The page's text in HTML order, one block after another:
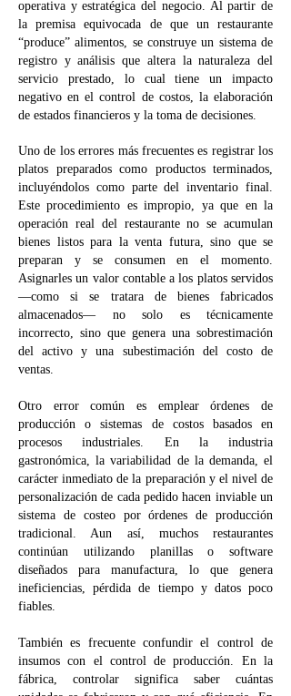
operativa y estratégica del negocio. Al partir de
la premisa equivocada de que un restaurante
“produce” alimentos, se construye un sistema de
registro y análisis que altera la naturaleza del
servicio prestado, lo cual tiene un impacto
negativo en el control de costos, la elaboración
de estados financieros y la toma de decisiones.
Uno de los errores más frecuentes es registrar los
platos preparados como productos terminados,
incluyéndolos como parte del inventario final.
Este procedimiento es impropio, ya que en la
operación real del restaurante no se acumulan
bienes listos para la venta futura, sino que se
preparan y se consumen en el momento.
Asignarles un valor contable a los platos servidos
—como si se tratara de bienes fabricados
almacenados— no solo es técnicamente
incorrecto, sino que genera una sobrestimación
del activo y una subestimación del costo de
ventas.
Otro error común es emplear órdenes de
producción o sistemas de costos basados en
procesos industriales. En la industria
gastronómica, la variabilidad de la demanda, el
carácter inmediato de la preparación y el nivel de
personalización de cada pedido hacen inviable un
sistema de costeo por órdenes de producción
tradicional. Aun así, muchos restaurantes
continúan utilizando planillas o software
diseñados para manufactura, lo que genera
ineficiencias, pérdida de tiempo y datos poco
fiables.
También es frecuente confundir el control de
insumos con el control de producción. En la
fábrica, controlar significa saber cuántas